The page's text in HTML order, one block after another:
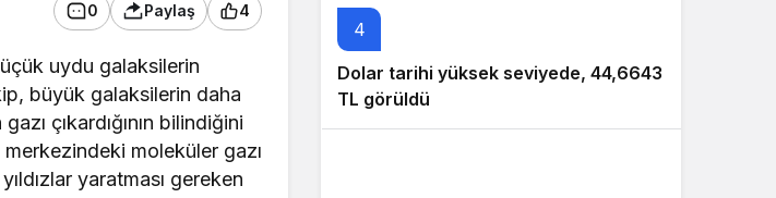
0 Paylaş 4
uydu galaksilerin
büyük galaksilerin daha
çıkardığının bilindiğini
moleküler gazı
yaratması gereken
4
Dolar tarihi yüksek seviyede, 44,6643
TL görüldü